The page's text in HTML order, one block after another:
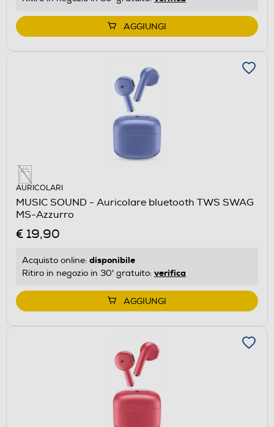
AGGIUNGI
AURICOLARI
MUSIC SOUND - Auricolare bluetooth TWS SWAG
MS-Azzurro
€ 19,90
Acquisto online: disponibile
Ritiro in negozio in 30' gratuito: verifica
AGGIUNGI